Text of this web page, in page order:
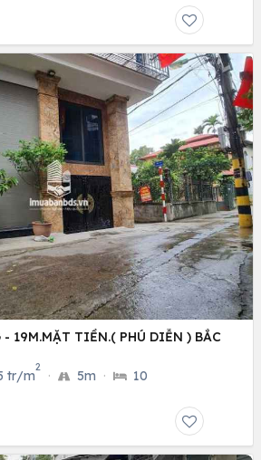
19M.MẶT TIỀN.( PHÚ DIỄN ) BẮC
tr/m
2
· 5m · 10